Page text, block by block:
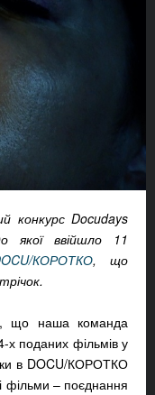
конкурс Docudays
якої ввійшло 11
/КОРОТКО, що
що наша команда
х поданих фільмів у
в DOCU/КОРОТКО
фільми – поєднання